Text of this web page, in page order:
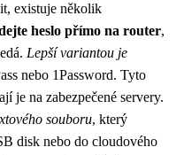
existuje několik
heslo přímo na router,
Lepší variantou je
nebo 1Password. Tyto
je na zabezpečené servery.
souboru, který
disk nebo do cloudového